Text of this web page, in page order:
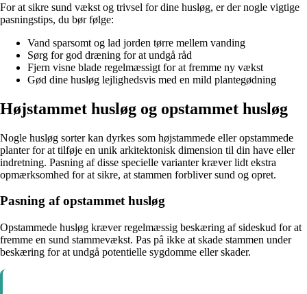
For at sikre sund vækst og trivsel for dine husløg, er der nogle vigtige
pasningstips, du bør følge:
Vand sparsomt og lad jorden tørre mellem vanding
Sørg for god dræning for at undgå råd
Fjern visne blade regelmæssigt for at fremme ny vækst
Gød dine husløg lejlighedsvis med en mild plantegødning
Højstammet husløg og opstammet husløg
Nogle husløg sorter kan dyrkes som højstammede eller opstammede
planter for at tilføje en unik arkitektonisk dimension til din have eller
indretning. Pasning af disse specielle varianter kræver lidt ekstra
opmærksomhed for at sikre, at stammen forbliver sund og opret.
Pasning af opstammet husløg
Opstammede husløg kræver regelmæssig beskæring af sideskud for at
fremme en sund stammevækst. Pas på ikke at skade stammen under
beskæring for at undgå potentielle sygdomme eller skader.